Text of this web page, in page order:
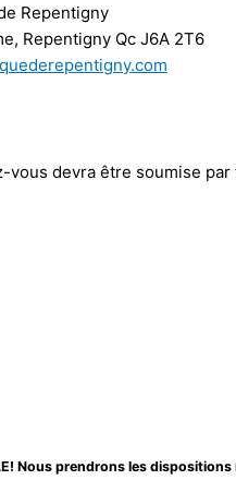
Repentigny
Repentigny Qc J6A 2T6
devra être soumise
Nous prendrons les